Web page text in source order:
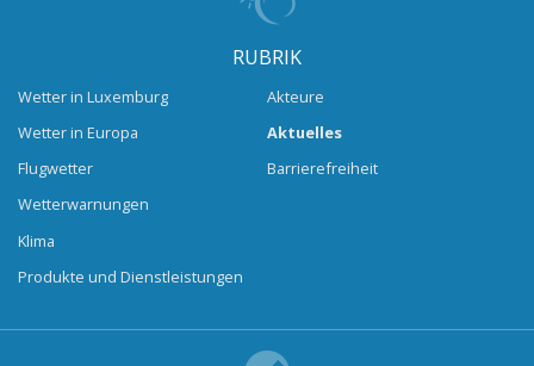
RUBRIK
Wetter in Luxemburg
Wetter in Europa
Flugwetter
Wetterwarnungen
Klima
Produkte und Dienstleistungen
Akteure
Aktuelles
Barrierefreiheit